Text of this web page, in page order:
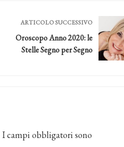
ARTICOLO SUCCESSIVO
Oroscopo Anno 2020: le
Stelle Segno per Segno
I campi obbligatori sono